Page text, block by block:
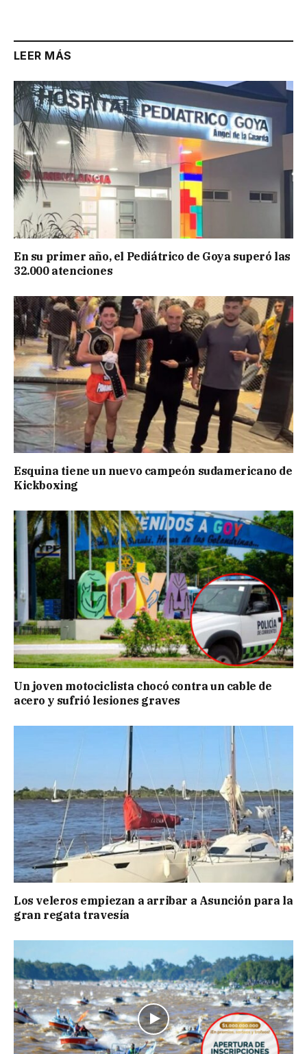
LEER MÁS
En su primer año, el Pediátrico de Goya superó las
32.000 atenciones
Esquina tiene un nuevo campeón sudamericano de
Kickboxing
Un joven motociclista chocó contra un cable de
acero y sufrió lesiones graves
Los veleros empiezan a arribar a Asunción para la
gran regata travesía